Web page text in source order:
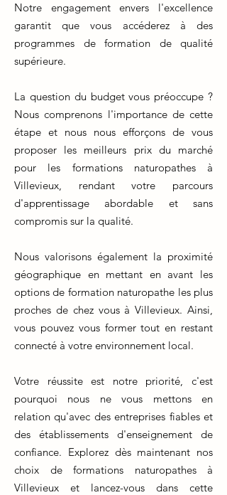
Notre engagement envers l'excellence
garantit que vous accéderez à des
programmes de formation de qualité
supérieure.
La question du budget vous préoccupe ?
Nous comprenons l'importance de cette
étape et nous nous efforçons de vous
proposer les meilleurs prix du marché
pour les formations naturopathes à
Villevieux, rendant votre parcours
d'apprentissage abordable et sans
compromis sur la qualité.
Nous valorisons également la proximité
géographique en mettant en avant les
options de formation naturopathe les plus
proches de chez vous à Villevieux. Ainsi,
vous pouvez vous former tout en restant
connecté à votre environnement local.
Votre réussite est notre priorité, c'est
pourquoi nous ne vous mettons en
relation qu'avec des entreprises fiables et
des établissements d'enseignement de
confiance. Explorez dès maintenant nos
choix de formations naturopathes à
Villevieux et lancez-vous dans cette